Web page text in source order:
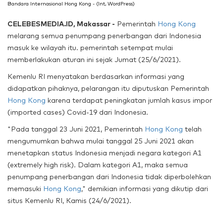
Bandara Internasional Hong Kong - (Int, WordPress)
CELEBESMEDIA.ID, Makassar - Pemerintah Hong Kong
melarang semua penumpang penerbangan dari Indonesia
masuk ke wilayah itu. pemerintah setempat mulai
memberlakukan aturan ini sejak Jumat (25/6/2021).
Kemenlu RI menyatakan berdasarkan informasi yang
didapatkan pihaknya, pelarangan itu diputuskan Pemerintah
Hong Kong karena terdapat peningkatan jumlah kasus impor
(imported cases) Covid-19 dari Indonesia.
"Pada tanggal 23 Juni 2021, Pemerintah Hong Kong telah
mengumumkan bahwa mulai tanggal 25 Juni 2021 akan
menetapkan status Indonesia menjadi negara kategori A1
(extremely high risk). Dalam kategori A1, maka semua
penumpang penerbangan dari Indonesia tidak diperbolehkan
memasuki Hong Kong," demikian informasi yang dikutip dari
situs Kemenlu RI, Kamis (24/6/2021).